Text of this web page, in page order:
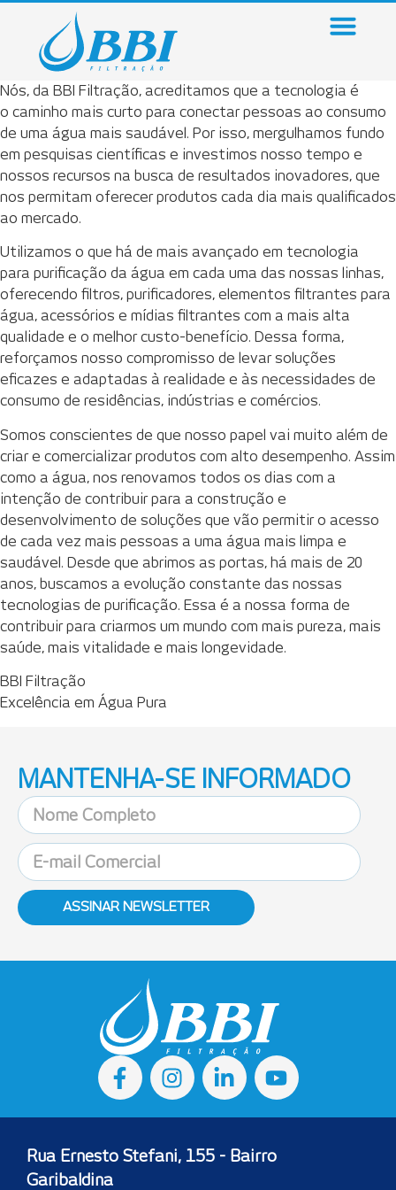
Nós, da BBI Filtração, acreditamos que a tecnologia é
o caminho mais curto para conectar pessoas ao consumo
de uma água mais saudável. Por isso, mergulhamos fundo
em pesquisas científicas e investimos nosso tempo e
nossos recursos na busca de resultados inovadores, que
nos permitam oferecer produtos cada dia mais qualificados
ao mercado.
Utilizamos o que há de mais avançado em tecnologia
para purificação da água em cada uma das nossas linhas,
oferecendo filtros, purificadores, elementos filtrantes para
água, acessórios e mídias filtrantes com a mais alta
qualidade e o melhor custo-benefício. Dessa forma,
reforçamos nosso compromisso de levar soluções
eficazes e adaptadas à realidade e às necessidades de
consumo de residências, indústrias e comércios.
Somos conscientes de que nosso papel vai muito além de
criar e comercializar produtos com alto desempenho. Assim
como a água, nos renovamos todos os dias com a
intenção de contribuir para a construção e
desenvolvimento de soluções que vão permitir o acesso
de cada vez mais pessoas a uma água mais limpa e
saudável. Desde que abrimos as portas, há mais de 20
anos, buscamos a evolução constante das nossas
tecnologias de purificação. Essa é a nossa forma de
contribuir para criarmos um mundo com mais pureza, mais
saúde, mais vitalidade e mais longevidade.
BBI Filtração
Excelência em Água Pura
MANTENHA-SE INFORMADO
ASSINAR NEWSLETTER
Rua Ernesto Stefani, 155 - Bairro
Garibaldina